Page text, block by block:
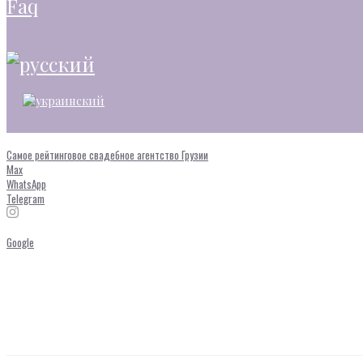
faq
Самое рейтинговое свадебное агентство Грузии
Max
WhatsApp
Telegram
Google